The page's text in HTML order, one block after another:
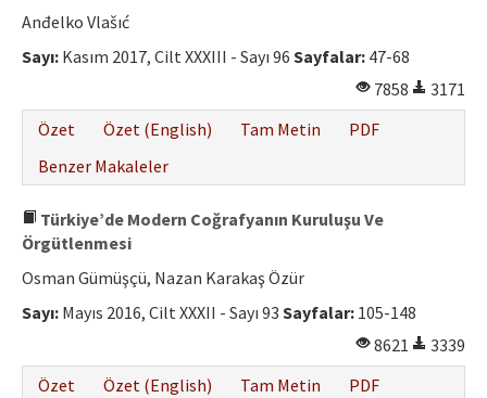
Anđelko Vlašıć
Sayı: Kasım 2017, Cilt XXXIII - Sayı 96 Sayfalar: 47-68
7858
3171
Özet
Özet (English) Tam Metin
PDF
Benzer Makaleler
Türkiye’de Modern Coğrafyanın Kuruluşu Ve
Örgütlenmesi
Osman Gümüşçü, Nazan Karakaş Özür
Sayı: Mayıs 2016, Cilt XXXII - Sayı 93 Sayfalar: 105-148
8621
3339
Özet
Özet (English) Tam Metin
PDF